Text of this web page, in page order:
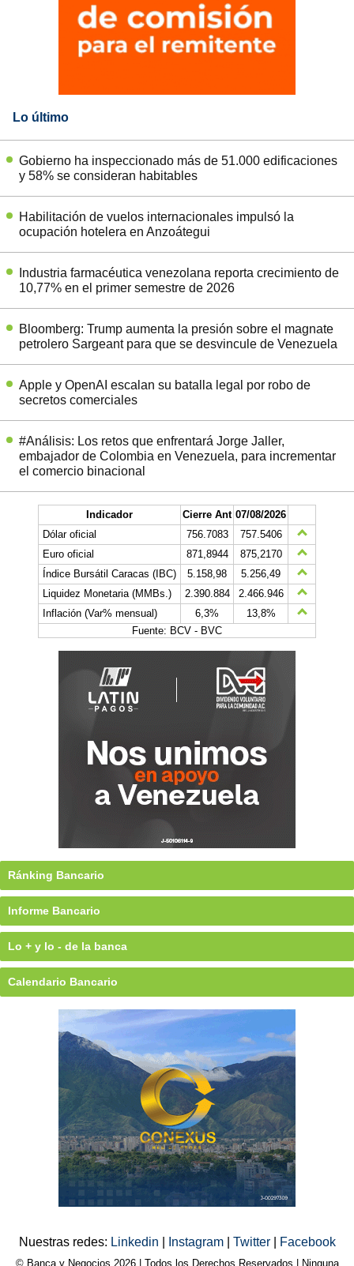
Lo último
Gobierno ha inspeccionado más de 51.000 edificaciones
y 58% se consideran habitables
Habilitación de vuelos internacionales impulsó la
ocupación hotelera en Anzoátegui
Industria farmacéutica venezolana reporta crecimiento de
10,77% en el primer semestre de 2026
Bloomberg: Trump aumenta la presión sobre el magnate
petrolero Sargeant para que se desvincule de Venezuela
Apple y OpenAI escalan su batalla legal por robo de
secretos comerciales
#Análisis: Los retos que enfrentará Jorge Jaller,
embajador de Colombia en Venezuela, para incrementar
el comercio binacional
Indicador Cierre Ant 07/08/2026
Dólar oficial
756.7083
757.5406
Euro oficial
871,8944
875,2170
Índice Bursátil Caracas (IBC)
5.158,98
5.256,49
Liquidez Monetaria (MMBs.)
2.390.884
2.466.946
Inflación (Var% mensual)
6,3%
13,8%
Fuente: BCV - BVC
Ránking Bancario
Informe Bancario
Lo + y lo - de la banca
Calendario Bancario
Nuestras redes: Linkedin Instagram Twitter Facebook
© Banca y Negocios 2026 | Todos los Derechos Reservados | Ninguna